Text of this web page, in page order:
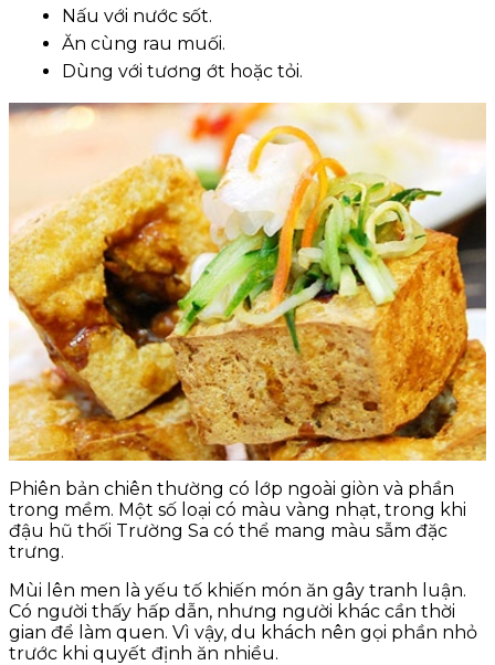
Nấu với nước sốt.
Ăn cùng rau muối.
Dùng với tương ớt hoặc tỏi.
Phiên bản chiên thường có lớp ngoài giòn và phần
trong mềm. Một số loại có màu vàng nhạt, trong khi
đậu hũ thối Trường Sa có thể mang màu sẫm đặc
trưng.
Mùi lên men là yếu tố khiến món ăn gây tranh luận.
Có người thấy hấp dẫn, nhưng người khác cần thời
gian để làm quen. Vì vậy, du khách nên gọi phần nhỏ
trước khi quyết định ăn nhiều.